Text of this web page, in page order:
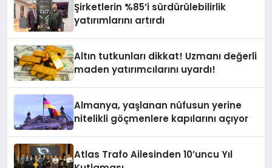
Şirketlerin %85’i sürdürülebilirlik
yatırımlarını artırdı
Altın tutkunları dikkat! Uzmanı değerli
maden yatırımcılarını uyardı!
Almanya, yaşlanan nüfusun yerine
nitelikli göçmenlere kapılarını açıyor
Atlas Trafo Ailesinden 10’uncu Yıl